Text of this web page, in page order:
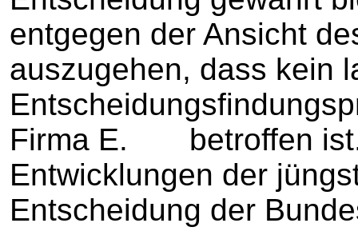
entgegen der Ansicht
auszugehen, dass kein
Firma E. betroffen ist.
Entwicklungen der
Entscheidung der